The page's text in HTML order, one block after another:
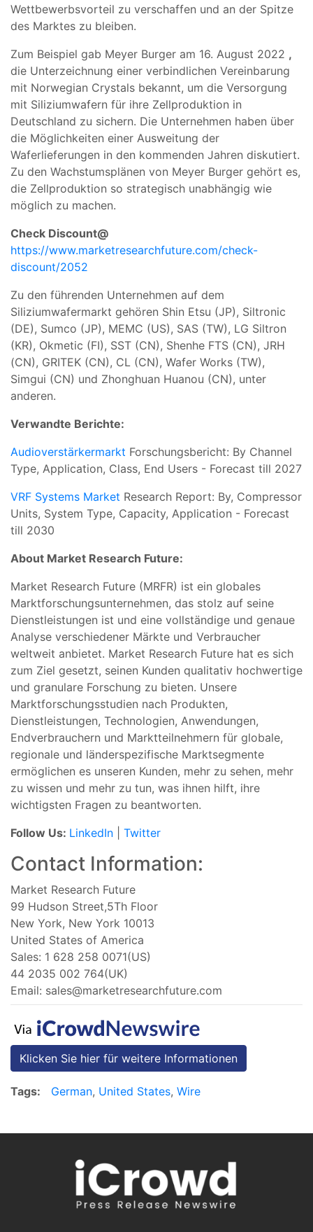
Wettbewerbsvorteil zu verschaffen und an der Spitze
des Marktes zu bleiben.
Zum Beispiel gab Meyer Burger am 16. August 2022 ,
die Unterzeichnung einer verbindlichen Vereinbarung
mit Norwegian Crystals bekannt, um die Versorgung
mit Siliziumwafern für ihre Zellproduktion in
Deutschland zu sichern. Die Unternehmen haben über
die Möglichkeiten einer Ausweitung der
Waferlieferungen in den kommenden Jahren diskutiert.
Zu den Wachstumsplänen von Meyer Burger gehört es,
die Zellproduktion so strategisch unabhängig wie
möglich zu machen.
Check Discount@
https://www.marketresearchfuture.com/check-
discount/2052
Zu den führenden Unternehmen auf dem
Siliziumwafermarkt gehören Shin Etsu (JP), Siltronic
(DE), Sumco (JP), MEMC (US), SAS (TW), LG Siltron
(KR), Okmetic (FI), SST (CN), Shenhe FTS (CN), JRH
(CN), GRITEK (CN), CL (CN), Wafer Works (TW),
Simgui (CN) und Zhonghuan Huanou (CN), unter
anderen.
Verwandte Berichte:
Audioverstärkermarkt Forschungsbericht: By Channel
Type, Application, Class, End Users - Forecast till 2027
VRF Systems Market Research Report: By, Compressor
Units, System Type, Capacity, Application - Forecast
till 2030
About Market Research Future:
Market Research Future (MRFR) ist ein globales
Marktforschungsunternehmen, das stolz auf seine
Dienstleistungen ist und eine vollständige und genaue
Analyse verschiedener Märkte und Verbraucher
weltweit anbietet. Market Research Future hat es sich
zum Ziel gesetzt, seinen Kunden qualitativ hochwertige
und granulare Forschung zu bieten. Unsere
Marktforschungsstudien nach Produkten,
Dienstleistungen, Technologien, Anwendungen,
Endverbrauchern und Marktteilnehmern für globale,
regionale und länderspezifische Marktsegmente
ermöglichen es unseren Kunden, mehr zu sehen, mehr
zu wissen und mehr zu tun, was ihnen hilft, ihre
wichtigsten Fragen zu beantworten.
Follow Us: LinkedIn Twitter
Contact Information:
Market Research Future
99 Hudson Street,5Th Floor
New York, New York 10013
United States of America
Sales: 1 628 258 0071(US)
44 2035 002 764(UK)
Email: sales@marketresearchfuture.com
Klicken Sie hier für weitere Informationen
Tags: German, United States, Wire